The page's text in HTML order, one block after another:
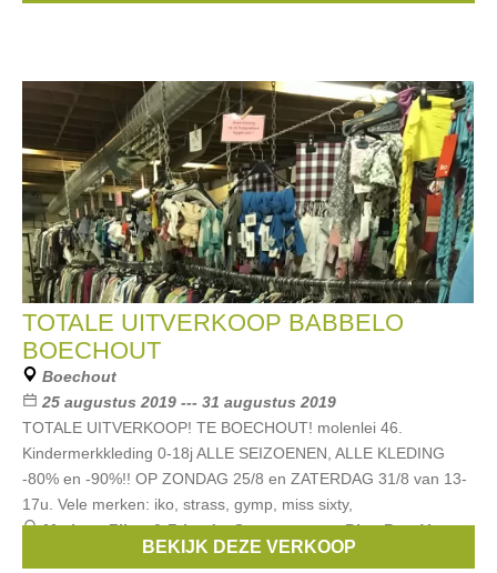
TOTALE UITVERKOOP BABBELO
BOECHOUT
Boechout
25 augustus 2019 --- 31 augustus 2019
TOTALE UITVERKOOP! TE BOECHOUT! molenlei 46.
Kindermerkkleding 0-18j ALLE SEIZOENEN, ALLE KLEDING
-80% en -90%!! OP ZONDAG 25/8 en ZATERDAG 31/8 van 13-
17u. Vele merken: iko, strass, gymp, miss sixty,
Merken:Filou & Friends,Scapa,strass,Blue Bay,Van
BEKIJK DEZE VERKOOP